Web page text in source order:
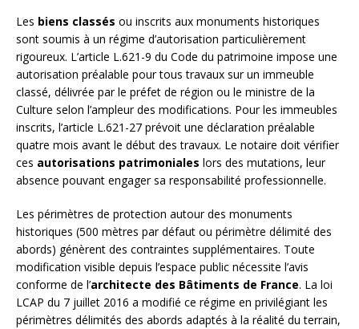
Les biens classés ou inscrits aux monuments historiques
sont soumis à un régime d’autorisation particulièrement
rigoureux. L’article L.621-9 du Code du patrimoine impose une
autorisation préalable pour tous travaux sur un immeuble
classé, délivrée par le préfet de région ou le ministre de la
Culture selon l’ampleur des modifications. Pour les immeubles
inscrits, l’article L.621-27 prévoit une déclaration préalable
quatre mois avant le début des travaux. Le notaire doit vérifier
ces autorisations patrimoniales lors des mutations, leur
absence pouvant engager sa responsabilité professionnelle.
Les périmètres de protection autour des monuments
historiques (500 mètres par défaut ou périmètre délimité des
abords) génèrent des contraintes supplémentaires. Toute
modification visible depuis l’espace public nécessite l’avis
conforme de l’architecte des Bâtiments de France. La loi
LCAP du 7 juillet 2016 a modifié ce régime en privilégiant les
périmètres délimités des abords adaptés à la réalité du terrain,